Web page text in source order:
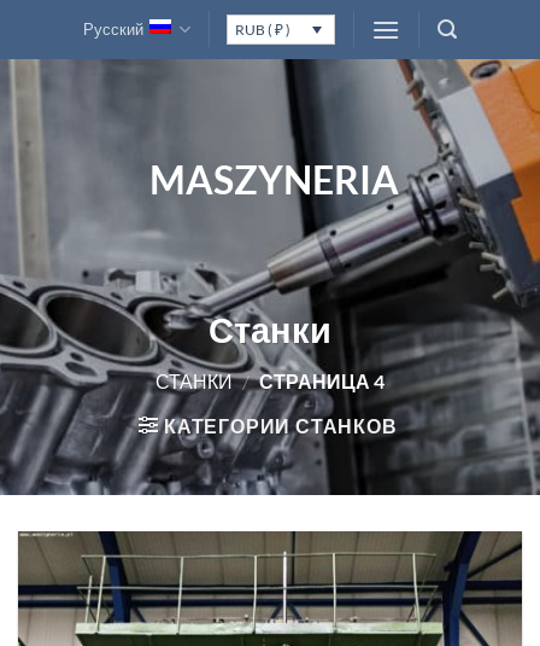
Русский RUB ( ₽ )
MASZYNERIA
Станки
СТАНКИ / СТРАНИЦА 4
КАТЕГОРИИ СТАНКОВ